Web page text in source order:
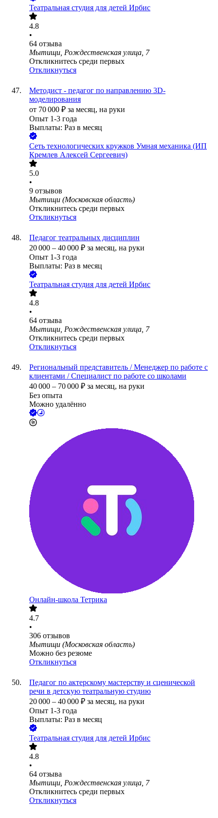
Театральная студия для детей Ирбис
4.8
•
64 отзыва
Мытищи, Рождественская улица, 7
Откликнитесь среди первых
Откликнуться
Методист - педагог по направлению 3D-
моделирования
от 70 000 ₽ за месяц, на руки
Опыт 1-3 года
Выплаты: Раз в месяц
Сеть технологических кружков Умная механика (ИП
Кремлев Алексей Сергеевич)
5.0
•
9 отзывов
Мытищи (Московская область)
Откликнитесь среди первых
Откликнуться
Педагог театральных дисциплин
20 000 – 40 000 ₽ за месяц, на руки
Опыт 1-3 года
Выплаты: Раз в месяц
Театральная студия для детей Ирбис
4.8
•
64 отзыва
Мытищи, Рождественская улица, 7
Откликнитесь среди первых
Откликнуться
Региональный представитель / Менеджер по работе с
клиентами / Специалист по работе со школами
40 000 – 70 000 ₽ за месяц, на руки
Без опыта
Можно удалённо
Онлайн-школа Тетрика
4.7
•
306 отзывов
Мытищи (Московская область)
Можно без резюме
Откликнуться
Педагог по актерскому мастерству и сценической
речи в детскую театральную студию
20 000 – 40 000 ₽ за месяц, на руки
Опыт 1-3 года
Выплаты: Раз в месяц
Театральная студия для детей Ирбис
4.8
•
64 отзыва
Мытищи, Рождественская улица, 7
Откликнитесь среди первых
Откликнуться